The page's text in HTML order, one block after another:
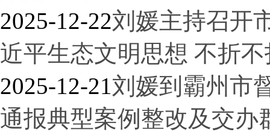
2025-12-22刘媛主持召开
近平生态文明思想 不折
2025-12-21刘媛到霸州市
通报典型案例整改及交